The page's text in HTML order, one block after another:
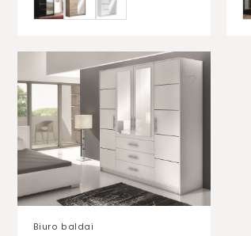
Biuro baldai